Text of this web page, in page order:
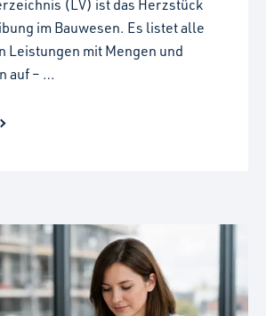
(LV) ist das Herzstück
im Bauwesen. Es listet alle
Leistungen mit Mengen und
auf – …